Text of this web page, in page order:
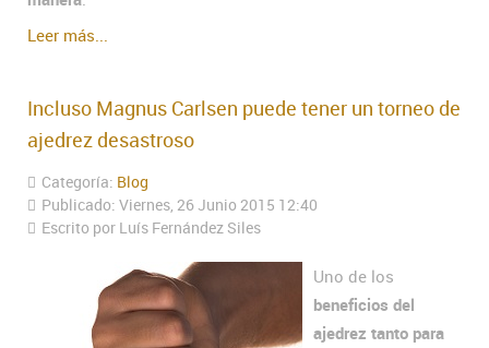
Leer más...
Incluso Magnus Carlsen puede tener un torneo de
ajedrez desastroso
Categoría: Blog
Publicado: Viernes, 26 Junio 2015 12:40
Escrito por Luís Fernández Siles
Uno de los
beneficios del
ajedrez tanto para